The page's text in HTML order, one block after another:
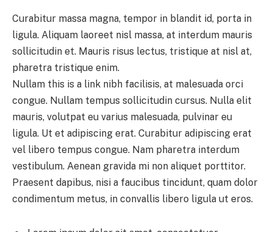
Curabitur massa magna, tempor in blandit id, porta in
ligula. Aliquam laoreet nisl massa, at interdum mauris
sollicitudin et. Mauris risus lectus, tristique at nisl at,
pharetra tristique enim.
Nullam this is a link nibh facilisis, at malesuada orci
congue. Nullam tempus sollicitudin cursus. Nulla elit
mauris, volutpat eu varius malesuada, pulvinar eu
ligula. Ut et adipiscing erat. Curabitur adipiscing erat
vel libero tempus congue. Nam pharetra interdum
vestibulum. Aenean gravida mi non aliquet porttitor.
Praesent dapibus, nisi a faucibus tincidunt, quam dolor
condimentum metus, in convallis libero ligula ut eros.